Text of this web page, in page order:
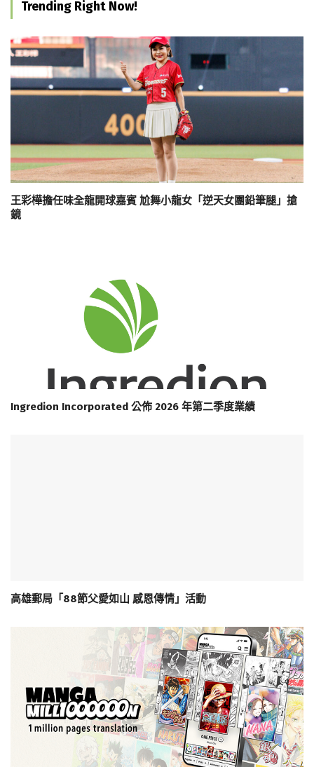
Trending Right Now!
王彩樺擔任味全龍開球嘉賓 尬舞小龍女「逆天女團鉛筆腿」搶
鏡
Ingredion Incorporated 公佈 2026 年第二季度業績
高雄郵局「88節父愛如山 感恩傳情」活動